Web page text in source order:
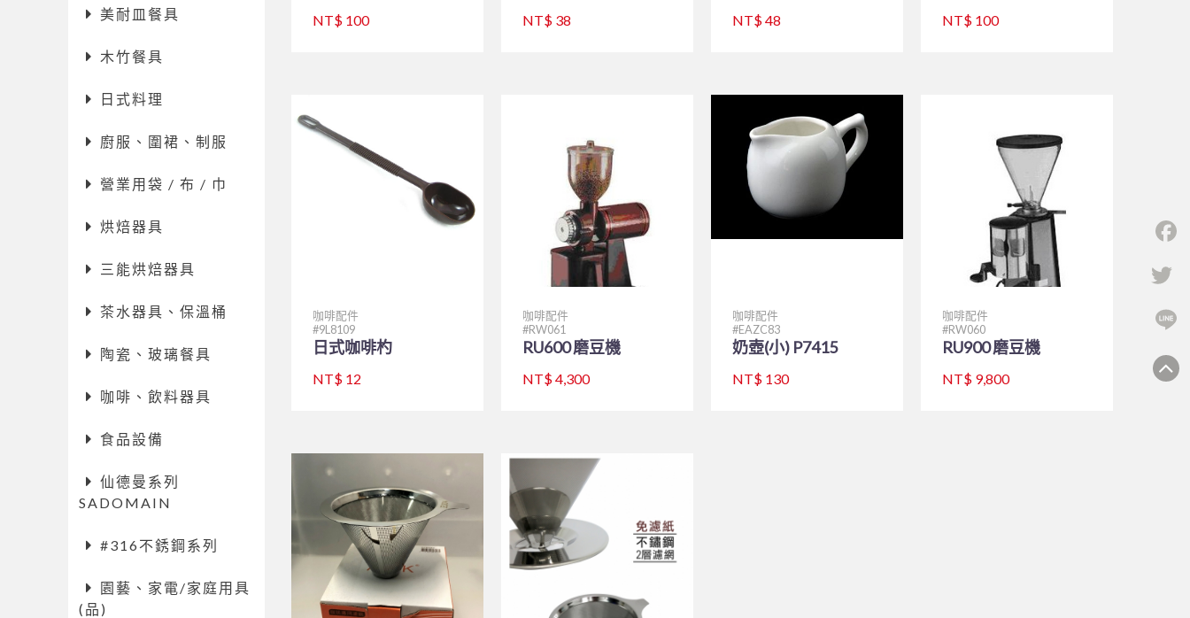
美耐皿餐具
木竹餐具
日式料理
廚服、圍裙、制服
營業用袋 / 布 / 巾
烘焙器具
三能烘焙器具
茶水器具、保溫桶
陶瓷、玻璃餐具
咖啡、飲料器具
食品設備
仙德曼系列
SADOMAIN
#316不銹鋼系列
園藝、家電/家庭用具
(品)
NT$ 100 NT$ 38 NT$ 48 NT$ 100
咖啡配件
9L8109
日式咖啡杓
NT$ 12
咖啡配件
RW061
RU600 磨豆機
NT$ 4,300
咖啡配件
EAZC83
奶壺(小) P7415
NT$ 130
咖啡配件
RW060
RU900 磨豆機
NT$ 9,800